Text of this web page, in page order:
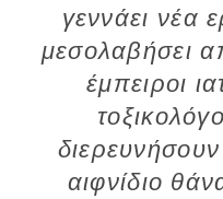
γεννάει νέα
μεσολαβήσει
έμπειροι
αιφνίδιο